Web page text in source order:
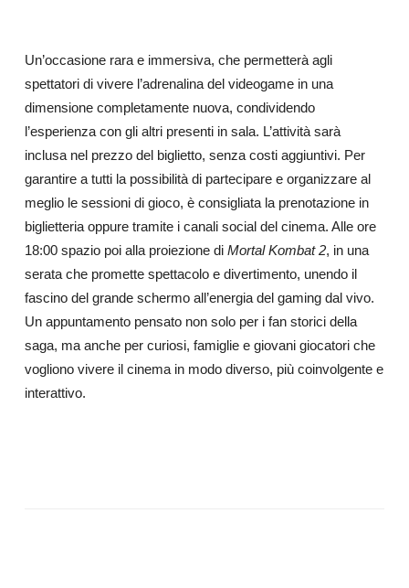
Un’occasione rara e immersiva, che permetterà agli
spettatori di vivere l’adrenalina del videogame in una
dimensione completamente nuova, condividendo
l’esperienza con gli altri presenti in sala. L’attività sarà
inclusa nel prezzo del biglietto, senza costi aggiuntivi. Per
garantire a tutti la possibilità di partecipare e organizzare al
meglio le sessioni di gioco, è consigliata la prenotazione in
biglietteria oppure tramite i canali social del cinema. Alle ore
18:00 spazio poi alla proiezione di Mortal Kombat 2, in una
serata che promette spettacolo e divertimento, unendo il
fascino del grande schermo all’energia del gaming dal vivo.
Un appuntamento pensato non solo per i fan storici della
saga, ma anche per curiosi, famiglie e giovani giocatori che
vogliono vivere il cinema in modo diverso, più coinvolgente e
interattivo.